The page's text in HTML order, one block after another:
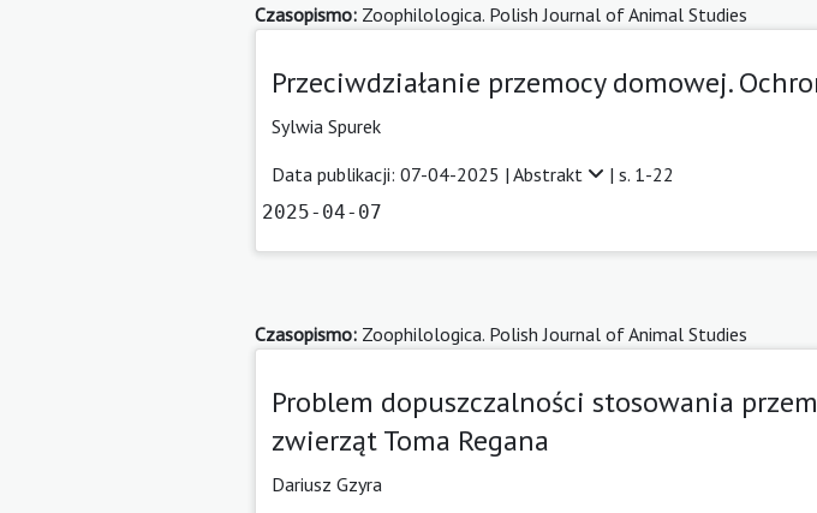
Czasopismo: Zoophilologica. Polish Journal of Animal Studies
Przeciwdziałanie przemocy domowej.
Sylwia Spurek
Data publikacji: 07-04-2025 | Abstrakt | s. 1-22
2025-04-07
Czasopismo: Zoophilologica. Polish Journal of Animal Studies
Problem dopuszczalności stosowania
zwierząt Toma Regana
Dariusz Gzyra